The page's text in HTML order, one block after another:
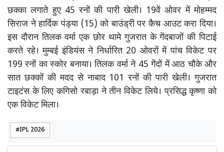
छक्का लगाते हुए 45 रनों की पारी खेली। 19वें ओवर में मोहम्मद
सिराज ने हार्दिक पंड्या (15) को बाउंड्री पर कैच आउट करा दिया।
इस दौरान तिलक वर्मा एक छोर थामे गुजरात के गेंदबाजों की पिटाई
करते रहे। मुम्बई इंडियंस ने निर्धारित 20 ओवरों में पांच विकेट पर
199 रनों का स्कोर बनाया। तिलक वर्मा ने 45 गेंदों में आठ चौके और
सात छक्कों की मदद से नाबाद 101 रनों की पारी खेली। गुजरात
टाइटंस के लिए कगिसो रबाड़ा ने तीन विकेट लिये। प्रसिद्ध कृष्णा को
एक विकेट मिला।
IPL 2026